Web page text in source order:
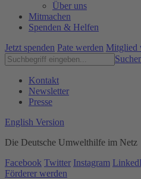
Über uns
Mitmachen
Spenden & Helfen
Jetzt spenden Pate werden Mitglied
Kontakt
Newsletter
Presse
English Version
Die Deutsche Umwelthilfe im Netz
Facebook Twitter Instagram
Förderer werden